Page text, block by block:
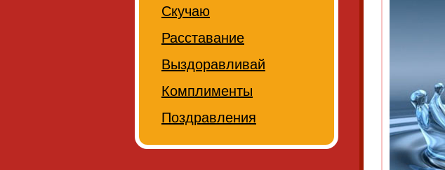
Скучаю
Расставание
Выздоравливай
Комплименты
Поздравления